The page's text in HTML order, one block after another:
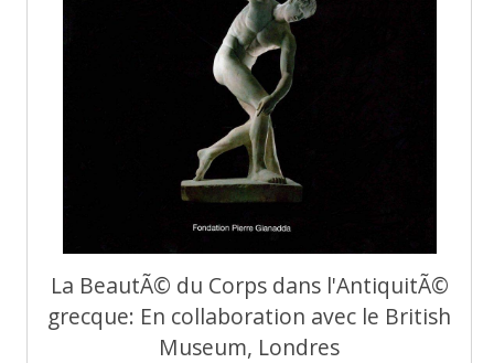
La BeautÃ© du Corps dans l'AntiquitÃ©
grecque: En collaboration avec le British
Museum, Londres